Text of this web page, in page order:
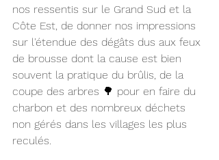
nos ressentis sur le Grand Sud et la
Côte Est, de donner nos impressions
sur l'étendue des dégâts dus aux feux
de brousse dont la cause est bien
souvent la pratique du brûlis, de la
coupe des arbres 🌳 pour en faire du
charbon et des nombreux déchets
non gérés dans les villages les plus
reculés.